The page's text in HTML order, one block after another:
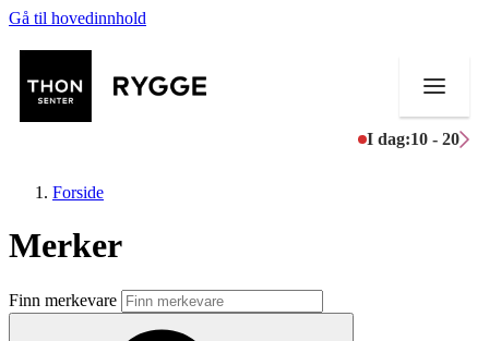
Gå til hovedinnhold
I dag:10 - 20
Butikker
Forside
Merker
Finn merkevare